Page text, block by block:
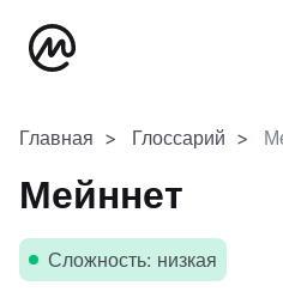
Главная Глоссарий
Мейннет
Сложность: низкая